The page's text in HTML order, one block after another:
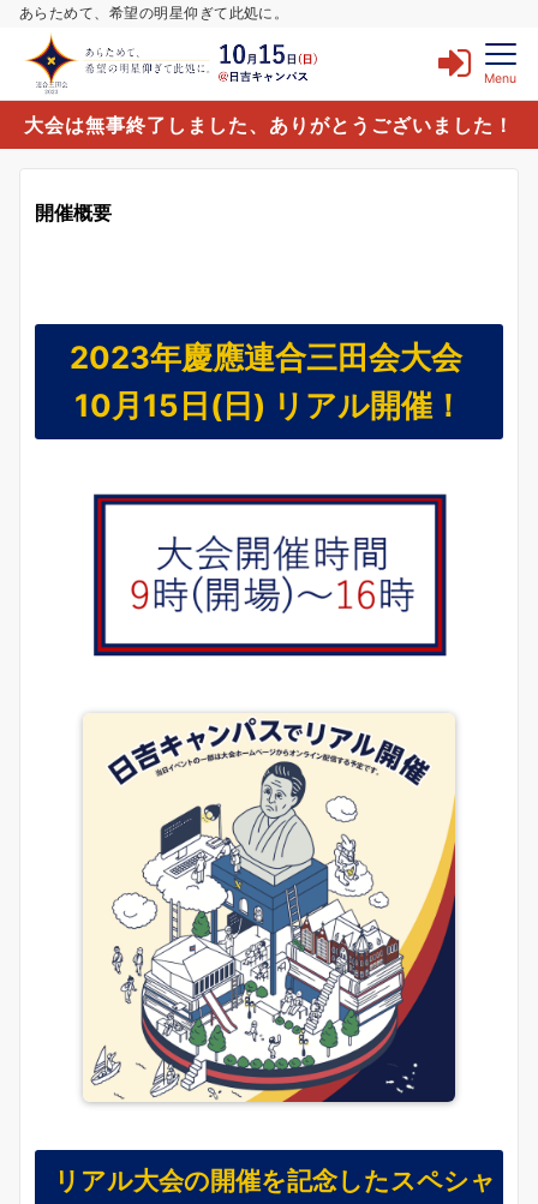
あらためて、希望の明星仰ぎて此処に。
Menu
大会は無事終了しました、ありがとうございました！
開催概要
2023年慶應連合三田会大会
10月15日(日) リアル開催！
リアル大会の開催を記念したスペシャ